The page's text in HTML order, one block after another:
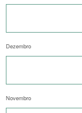
Dezembro
Novembro